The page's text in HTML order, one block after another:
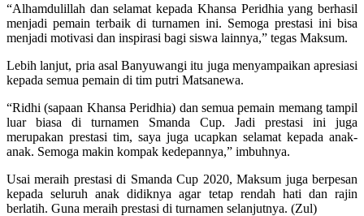
“Alhamdulillah dan selamat kepada Khansa Peridhia yang berhasil
menjadi pemain terbaik di turnamen ini. Semoga prestasi ini bisa
menjadi motivasi dan inspirasi bagi siswa lainnya,” tegas Maksum.
Lebih lanjut, pria asal Banyuwangi itu juga menyampaikan apresiasi
kepada semua pemain di tim putri Matsanewa.
“Ridhi (sapaan Khansa Peridhia) dan semua pemain memang tampil
luar biasa di turnamen Smanda Cup. Jadi prestasi ini juga
merupakan prestasi tim, saya juga ucapkan selamat kepada anak-
anak. Semoga makin kompak kedepannya,” imbuhnya.
Usai meraih prestasi di Smanda Cup 2020, Maksum juga berpesan
kepada seluruh anak didiknya agar tetap rendah hati dan rajin
berlatih. Guna meraih prestasi di turnamen selanjutnya. (Zul)